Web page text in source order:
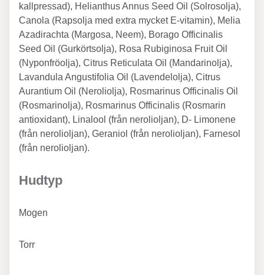
kallpressad), Helianthus Annus Seed Oil (Solrosolja),
Canola (Rapsolja med extra mycket E-vitamin), Melia
Azadirachta (Margosa, Neem), Borago Officinalis
Seed Oil (Gurkörtsolja), Rosa Rubiginosa Fruit Oil
(Nyponfröolja), Citrus Reticulata Oil (Mandarinolja),
Lavandula Angustifolia Oil (Lavendelolja), Citrus
Aurantium Oil (Neroliolja), Rosmarinus Officinalis Oil
(Rosmarinolja), Rosmarinus Officinalis (Rosmarin
antioxidant), Linalool (från nerolioljan), D- Limonene
(från nerolioljan), Geraniol (från nerolioljan), Farnesol
(från nerolioljan).
Hudtyp
Mogen
Torr